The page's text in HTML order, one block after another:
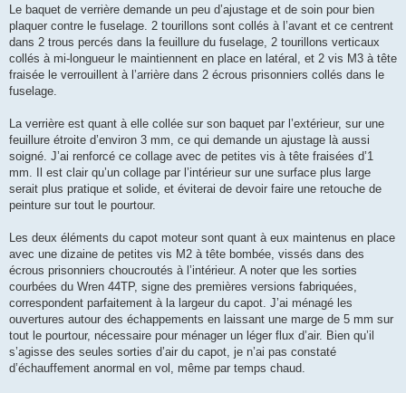
Le baquet de verrière demande un peu d’ajustage et de soin pour bien
plaquer contre le fuselage. 2 tourillons sont collés à l’avant et ce centrent
dans 2 trous percés dans la feuillure du fuselage, 2 tourillons verticaux
collés à mi-longueur le maintiennent en place en latéral, et 2 vis M3 à tête
fraisée le verrouillent à l’arrière dans 2 écrous prisonniers collés dans le
fuselage.
La verrière est quant à elle collée sur son baquet par l’extérieur, sur une
feuillure étroite d’environ 3 mm, ce qui demande un ajustage là aussi
soigné. J’ai renforcé ce collage avec de petites vis à tête fraisées d’1
mm. Il est clair qu’un collage par l’intérieur sur une surface plus large
serait plus pratique et solide, et éviterai de devoir faire une retouche de
peinture sur tout le pourtour.
Les deux éléments du capot moteur sont quant à eux maintenus en place
avec une dizaine de petites vis M2 à tête bombée, vissés dans des
écrous prisonniers choucroutés à l’intérieur. A noter que les sorties
courbées du Wren 44TP, signe des premières versions fabriquées,
correspondent parfaitement à la largeur du capot. J’ai ménagé les
ouvertures autour des échappements en laissant une marge de 5 mm sur
tout le pourtour, nécessaire pour ménager un léger flux d’air. Bien qu’il
s’agisse des seules sorties d’air du capot, je n’ai pas constaté
d’échauffement anormal en vol, même par temps chaud.